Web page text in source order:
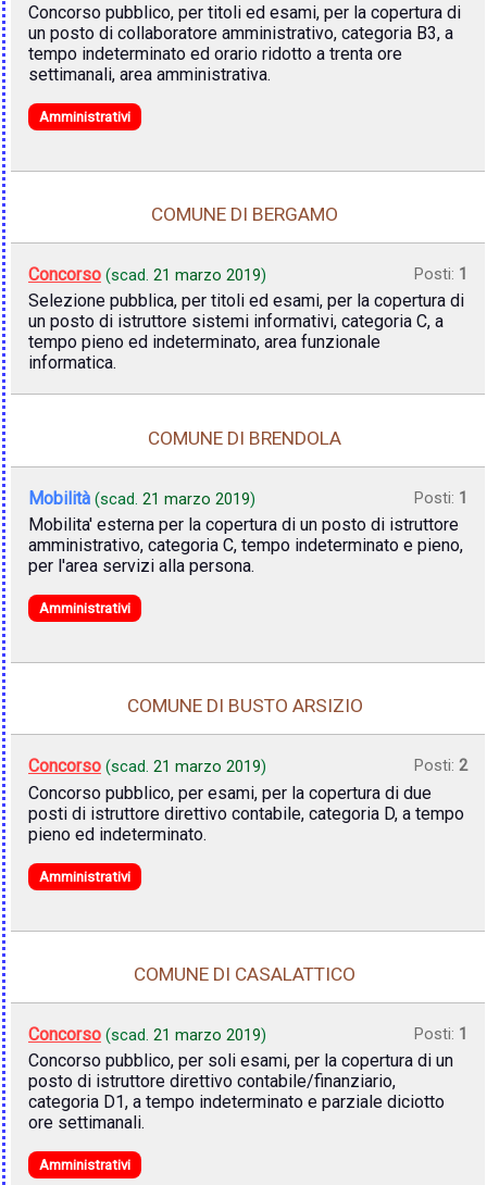
Concorso pubblico, per titoli ed esami, per la copertura di
un posto di collaboratore amministrativo, categoria B3, a
tempo indeterminato ed orario ridotto a trenta ore
settimanali, area amministrativa.
Amministrativi
COMUNE DI BERGAMO
Concorso (scad. 21 marzo 2019) Posti: 1
Selezione pubblica, per titoli ed esami, per la copertura di
un posto di istruttore sistemi informativi, categoria C, a
tempo pieno ed indeterminato, area funzionale
informatica.
COMUNE DI BRENDOLA
Mobilità (scad. 21 marzo 2019) Posti: 1
Mobilita' esterna per la copertura di un posto di istruttore
amministrativo, categoria C, tempo indeterminato e pieno,
per l'area servizi alla persona.
Amministrativi
COMUNE DI BUSTO ARSIZIO
Concorso (scad. 21 marzo 2019) Posti: 2
Concorso pubblico, per esami, per la copertura di due
posti di istruttore direttivo contabile, categoria D, a tempo
pieno ed indeterminato.
Amministrativi
COMUNE DI CASALATTICO
Concorso (scad. 21 marzo 2019) Posti: 1
Concorso pubblico, per soli esami, per la copertura di un
posto di istruttore direttivo contabile/finanziario,
categoria D1, a tempo indeterminato e parziale diciotto
ore settimanali.
Amministrativi